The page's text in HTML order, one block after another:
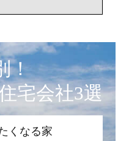
！
宅会社3選
くなる家